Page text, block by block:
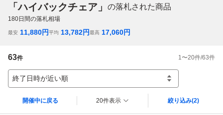
「ハイバックチェア」 の落札された商品
180日間の落札相場
最安 11,880円平均 13,782円最高 17,060円
63件 1 〜20件/63件
終了日時が近い順
開催中に戻る 20件表示 絞り込み(2)